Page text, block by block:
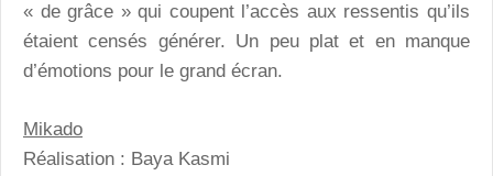
« de grâce » qui coupent l’accès aux ressentis qu’ils
étaient censés générer. Un peu plat et en manque
d’émotions pour le grand écran.
Mikado
Réalisation : Baya Kasmi